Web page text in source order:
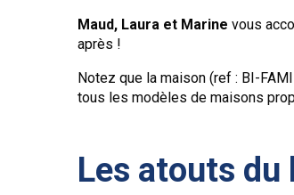
Maud, Laura et Marine vous
après !
Notez que la maison (ref : BI-
tous les modèles de maisons
Les atouts du